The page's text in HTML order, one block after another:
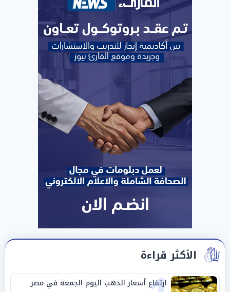
الأكثر قراءة
ارتفاع أسعار الذهب اليوم الجمعة في مصر